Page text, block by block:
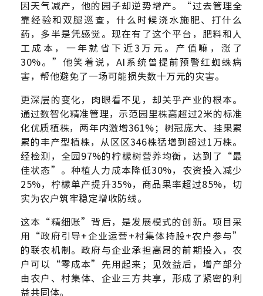
因天气减产，他的园子却逆势增产。“过去管理全
靠经验和双腿巡查，什么时候浇水施肥、打什么
药，多半是凭感觉。现在有了这个平台，肥料和人
工成本，一年就省下近3万元。产值嘛，涨了
30%。”他笑着说，AI系统曾提前预警红蜘蛛病
害，帮他避免了一场可能损失数十万元的灾害。
更深层的变化，肉眼看不见，却关乎产业的根本。
通过数智化精准管理，示范园里株高超过2米的标准
化优质植株，两年内激增361%；树冠庞大、挂果累
累的丰产型植株，从区区346株猛增到超过1万株。
经检测，全园97%的柠檬树营养均衡，达到了“最
佳状态”。种植人力成本降低30%，农资投入减少
25%，柠檬单产提升35%，商品果率超过85%，切
实为农户筑牢稳定增收防线。
这本“精细账”背后，是发展模式的创新。项目采
用“政府引导+企业运营+村集体持股+农户参与”
的联农机制。政府与企业承担高昂的前期投入，农
户可以“零成本”先用起来；见效益后，增产部分
由农户、村集体、企业三方共享，形成了紧密的利
益共同体。